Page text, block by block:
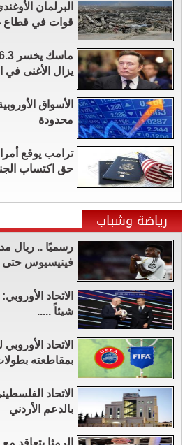
البرلمان
قوات في قطاع
يزال الأغنى في
الأسواق
محدودة
ترامب يوقع أمرا
حق اكتساب
رياضة وشباب
رسميًا .. ريال
فينيسيوس حتى عام
الاتحاد
شيئاً .....
الاتحاد
بمقاطعته
الاتحاد
بالدعم الأردني